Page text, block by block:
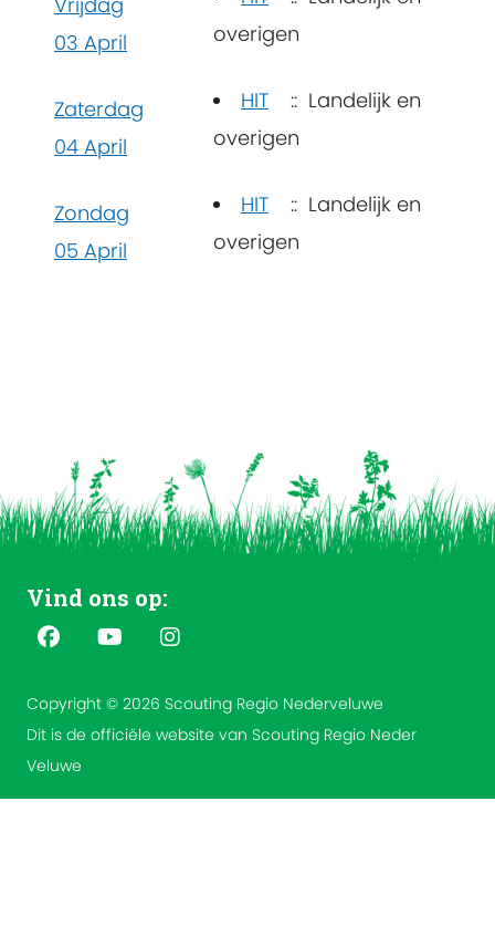
03 April
overigen
Zaterdag
04 April
HIT
:: Landelijk en
overigen
Zondag
05 April
HIT
:: Landelijk en
overigen
Vind ons op:
Copyright © 2026 Scouting Regio Nederveluwe
Dit is de officiële website van Scouting Regio Neder
Veluwe